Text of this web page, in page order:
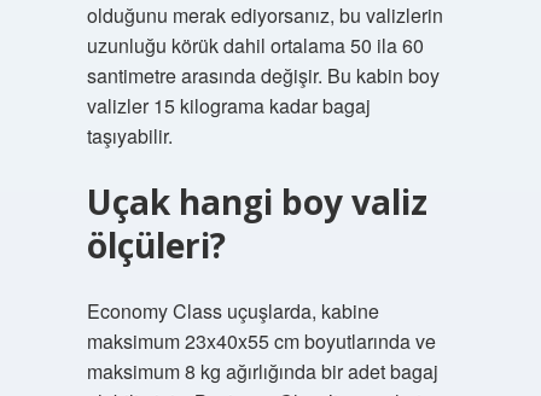
olduğunu merak ediyorsanız, bu valizlerin
uzunluğu körük dahil ortalama 50 ila 60
santimetre arasında değişir. Bu kabin boy
valizler 15 kilograma kadar bagaj
taşıyabilir.
Uçak hangi boy valiz
ölçüleri?
Economy Class uçuşlarda, kabine
maksimum 23x40x55 cm boyutlarında ve
maksimum 8 kg ağırlığında bir adet bagaj